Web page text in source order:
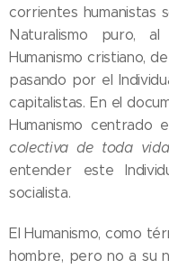
corrientes humanistas
Naturalismo puro,
Humanismo cristiano,
pasando por el
capitalistas. En el
Humanismo centrado
colectiva de toda
entender este
socialista.
El Humanismo, como
hombre, pero no a su